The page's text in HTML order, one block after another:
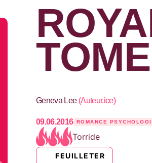
Geneva Lee(Auteur.ice)
09.06.2016 ROMANCE
Torride
FEUILLETER